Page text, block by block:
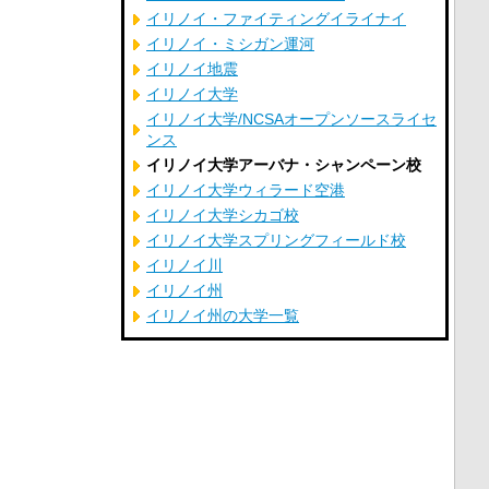
イリノイ・ファイティングイライナイ
イリノイ・ミシガン運河
イリノイ地震
イリノイ大学
イリノイ大学/NCSAオープンソースライセ
ンス
イリノイ大学アーバナ・シャンペーン校
イリノイ大学ウィラード空港
イリノイ大学シカゴ校
イリノイ大学スプリングフィールド校
イリノイ川
イリノイ州
イリノイ州の大学一覧